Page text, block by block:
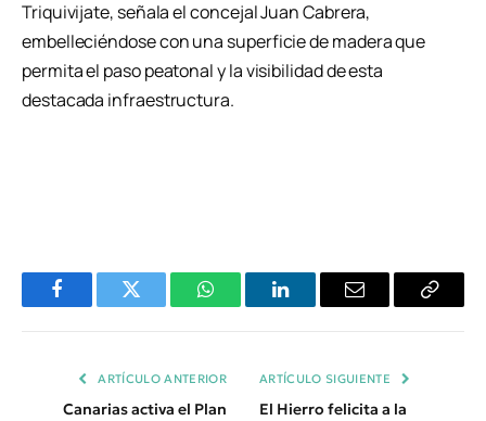
Triquivijate, señala el concejal Juan Cabrera,
embelleciéndose con una superficie de madera que
permita el paso peatonal y la visibilidad de esta
destacada infraestructura.
FacebookTwitter WhatsAppLinkedInEmail
Copiar
ARTÍCULO ANTERIOR
Canarias activa el Plan
ARTÍCULO SIGUIENTE
El Hierro felicita a la